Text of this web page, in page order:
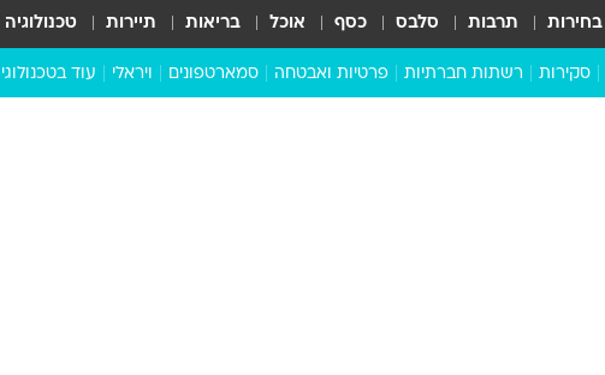
בחירות תרבות סלבס כסף אוכל בריאות תיירות טכנולוגיה
סקירות רשתות חברתיות פרטיות ואבטחה סמארטפונים ויראלי עוד